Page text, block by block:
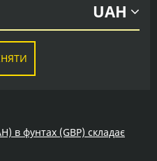
UAH
в фунтах (GBP) складає